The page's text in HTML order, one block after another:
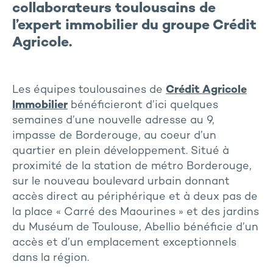
collaborateurs toulousains de
l’expert immobilier du groupe Crédit
Agricole.
Les équipes toulousaines de Crédit Agricole
Immobilier bénéficieront d’ici quelques
semaines d’une nouvelle adresse au 9,
impasse de Borderouge, au coeur d’un
quartier en plein développement. Situé à
proximité de la station de métro Borderouge,
sur le nouveau boulevard urbain donnant
accès direct au périphérique et à deux pas de
la place « Carré des Maourines » et des jardins
du Muséum de Toulouse, Abellio bénéficie d’un
accès et d’un emplacement exceptionnels
dans la région.